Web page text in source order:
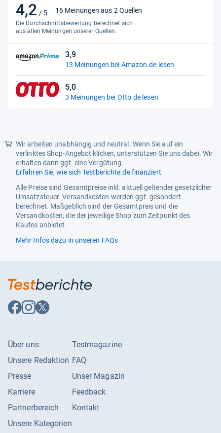
Höhe 874 mm
Tiefe 545 mm
2,3 m
Temperaturalarm
Türschließ-Erinnerungs-Alarm
AC Eingangsspannung 220-240 V
Anschlusswert 90 W
Energieeffizienzklasse D
Energieeffizienzskala A bis G
Jährlicher Energieverbrauch
Stromstärke 10 A
Eiswürfelbehälter
Geräuschpegel
Nutzinhalt Gefrierfach
Sternekennzeichnung
4,2 / 5
4,2
von
5
Sternen
16 Meinungen aus 2 Quellen
Die Durchschnittsbewertung berechnet sich
aus allen Meinungen unserer Quellen.
3,9
3,9
von
Sternen
13 Meinungen bei Amazon.de lesen
5,0
5,0
von
3 Meinungen bei Otto.de lesen
Wir arbeiten unabhängig und neutral. Wenn Sie auf ein
verlinktes Shop-Angebot klicken, unterstützen Sie uns dabei. Wir
erhalten dann ggf. eine Vergütung.
Erfahren Sie, wie sich Testberichte.de finanziert
Alle Preise sind Gesamtpreise inkl. aktuell geltender gesetzlicher
Umsatzsteuer. Versandkosten werden ggf. gesondert
berechnet. Maßgeblich sind der Gesamtpreis und die
Versandkosten, die der jeweilige Shop zum Zeitpunkt des
Kaufes anbietet.
Mehr Infos dazu in unseren FAQs
Auf
Facebook
Auf
Instagram
Auf
X
Über uns
Unsere Redaktion
Presse
Karriere
Partnerbereich
Unsere Kategorien
Testmagazine
FAQ
Unser Magazin
Feedback
Kontakt